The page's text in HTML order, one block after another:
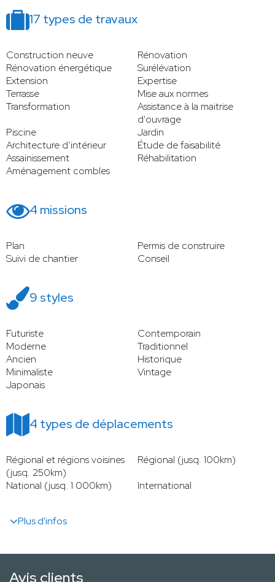
17 types de travaux
Construction neuve
Rénovation
Rénovation énergétique
Surélévation
Extension
Expertise
Terrasse
Mise aux normes
Transformation
Assistance à la maitrise
d'ouvrage
Piscine
Jardin
Architecture d’intérieur
Étude de faisabilité
Assainissement
Réhabilitation
Aménagement combles
4 missions
Plan
Permis de construire
Suivi de chantier
Conseil
9 styles
Futuriste
Contemporain
Moderne
Traditionnel
Ancien
Historique
Minimaliste
Vintage
Japonais
4 types de déplacements
Régional et régions voisines
(jusq. 250km)
Régional (jusq. 100km)
National (jusq. 1 000km)
International
Plus d'infos
Avis clients